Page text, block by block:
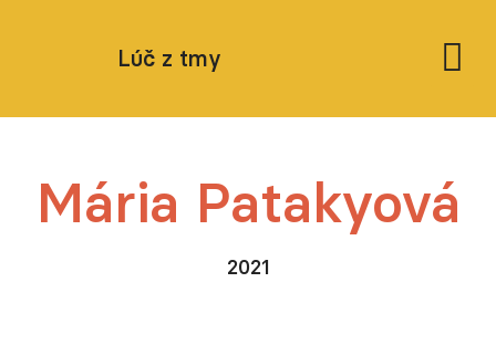
Lúč z tmy
Mária Patakyová
2021